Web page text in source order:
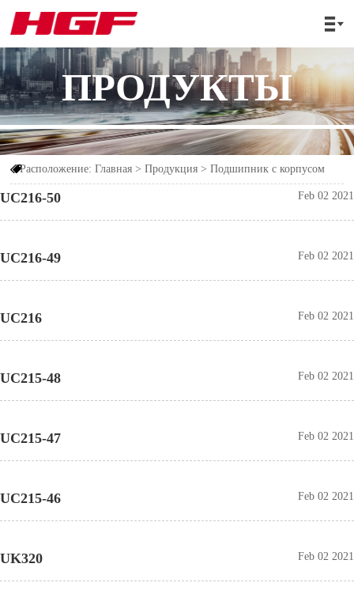

ПРОДУКТЫ
Расположение:Главная >Продукция >Подшипник с корпусом
UC216-50 Feb 02 2021
UC216-49 Feb 02 2021
UC216 Feb 02 2021
UC215-48 Feb 02 2021
UC215-47 Feb 02 2021
UC215-46 Feb 02 2021
UK320 Feb 02 2021